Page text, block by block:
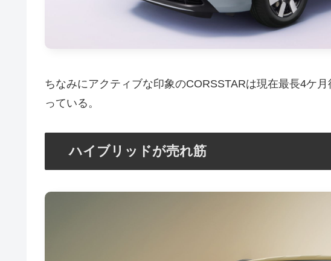
ちなみにアクティブな印象のCORSSTARは現在最長4ケ
っている。
ハイブリッドが売れ筋